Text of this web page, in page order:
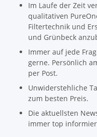
Im Laufe der Zeit
qualitativen
Filtertechnik und
und Grünbeck
Immer auf jede
gerne. Persönlich
per Post.
Unwiderstehliche
zum besten Preis.
Die aktuellsten
immer top